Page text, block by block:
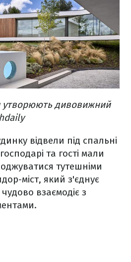
дивовижний
відвели під спальні
та гості мали
тутешніми
міст, який з'єднує
взаємодіє з